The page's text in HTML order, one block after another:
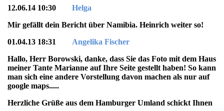
12.06.14 10:30 Helga
Mir gefällt dein Bericht über Namibia. Heinrich weiter so!
01.04.13 18:31 Angelika Fischer
Hallo, Herr Borowski, danke, dass Sie das Foto mit dem Haus
meiner Tante Marianne auf Ihre Seite gestellt haben! So kann
man sich eine andere Vorstellung davon machen als nur auf
google maps.....
Herzliche Grüße aus dem Hamburger Umland schickt Ihnen